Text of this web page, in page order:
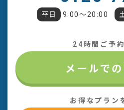
平日 9:00〜20:00
24時間ご予
メールで
お得なプラン